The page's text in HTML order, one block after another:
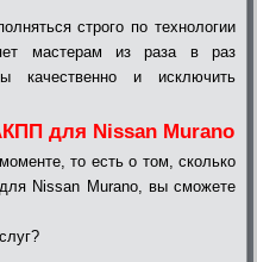
строго по технологии
мастерам из раза в раз
качественно и исключить
для Nissan Murano
то есть о том, сколько
Nissan Murano, вы сможете